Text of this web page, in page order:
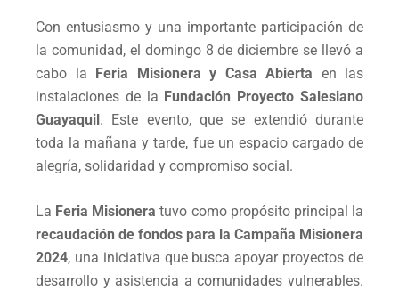
Con entusiasmo y una importante participación de
la comunidad, el domingo 8 de diciembre se llevó a
cabo la Feria Misionera y Casa Abierta en las
instalaciones de la Fundación Proyecto Salesiano
Guayaquil. Este evento, que se extendió durante
toda la mañana y tarde, fue un espacio cargado de
alegría, solidaridad y compromiso social.
La Feria Misionera tuvo como propósito principal la
recaudación de fondos para la Campaña Misionera
2024, una iniciativa que busca apoyar proyectos de
desarrollo y asistencia a comunidades vulnerables.